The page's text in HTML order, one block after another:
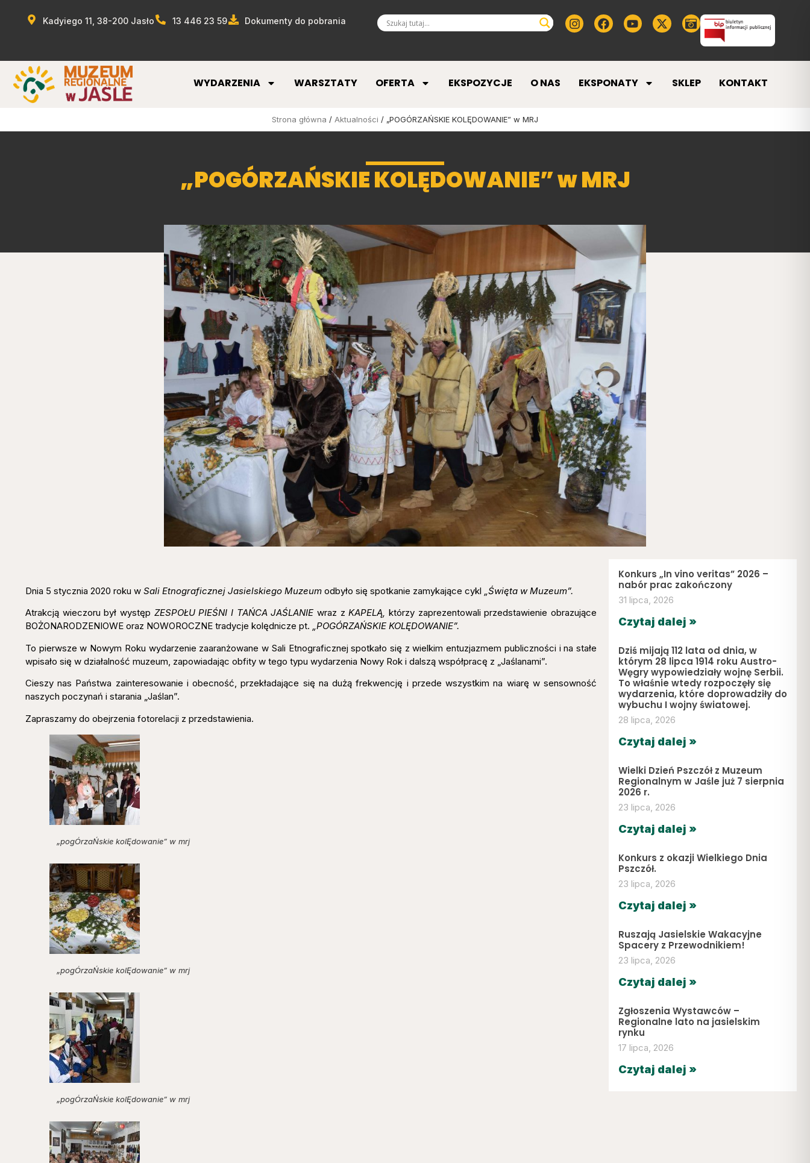
Kadyiego 11, 38-200 Jasło 13 446 23 59 Dokumenty do pobrania
WYDARZENIA WARSZTATY OFERTA EKSPOZYCJE O NAS EKSPONATY SKLEP KONTAKT
Strona główna / Aktualności / „POGÓRZAŃSKIE KOLĘDOWANIE” w MRJ
„POGÓRZAŃSKIE KOLĘDOWANIE” w MRJ
Dnia 5 stycznia 2020 roku w Sali Etnograficznej Jasielskiego Muzeum odbyło się spotkanie zamykające cykl „Święta w Muzeum”.
Atrakcją wieczoru był występ ZESPOŁU PIEŚNI I TAŃCA JAŚLANIE wraz zKAPELĄ, którzy zaprezentowali przedstawienie obrazujące
BOŻONARODZENIOWE oraz NOWOROCZNE tradycje kolędnicze pt. „POGÓRZAŃSKIE KOLĘDOWANIE”.
To pierwsze w Nowym Roku wydarzenie zaaranżowane w Sali Etnograficznej spotkało się z wielkim entuzjazmem publiczności i na stałe
wpisało się w działalność muzeum, zapowiadając obfity w tego typu wydarzenia Nowy Rok i dalszą współpracę z „Jaślanami”.
Cieszy nas Państwa zainteresowanie i obecność, przekładające się na dużą frekwencję i przede wszystkim na wiarę w sensowność
naszych poczynań i starania „Jaślan”.
Zapraszamy do obejrzenia fotorelacji z przedstawienia.
„pogÓrzaŃskie kolĘdowanie” w mrj
„pogÓrzaŃskie kolĘdowanie” w mrj
„pogÓrzaŃskie kolĘdowanie” w mrj
Konkurs „In vino veritas” 2026 –
nabór prac zakończony
31 lipca, 2026
Czytaj dalej »
Dziś mijają 112 lata od dnia, w
którym 28 lipca 1914 roku Austro-
Węgry wypowiedziały wojnę Serbii.
To właśnie wtedy rozpoczęły się
wydarzenia, które doprowadziły do
wybuchu I wojny światowej.
28 lipca, 2026
Czytaj dalej »
Wielki Dzień Pszczół z Muzeum
Regionalnym w Jaśle już 7 sierpnia
2026 r.
23 lipca, 2026
Czytaj dalej »
Konkurs z okazji Wielkiego Dnia
Pszczół.
23 lipca, 2026
Czytaj dalej »
Ruszają Jasielskie Wakacyjne
Spacery z Przewodnikiem!
23 lipca, 2026
Czytaj dalej »
Zgłoszenia Wystawców –
Regionalne lato na jasielskim
rynku
17 lipca, 2026
Czytaj dalej »